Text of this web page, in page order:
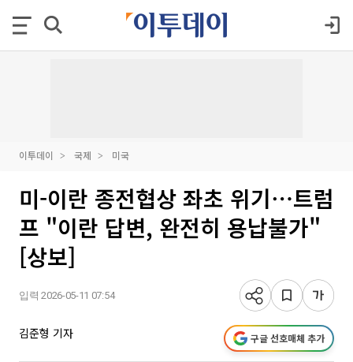
이투데이 국제 미국
미-이란 종전협상 좌초 위기⋯트럼
프 "이란 답변, 완전히 용납불가"
[상보]
입력 2026-05-11 07:54
김준형 기자 구글 선호매체 추가